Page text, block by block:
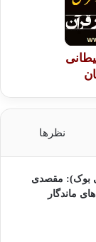
نظرها
بوک): مقصدی
ماندگار